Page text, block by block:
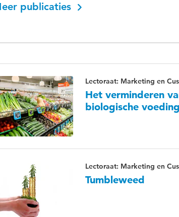
publicaties
Lectoraat: Marketing en
Het verminderen
biologische
Lectoraat: Marketing en
Tumbleweed